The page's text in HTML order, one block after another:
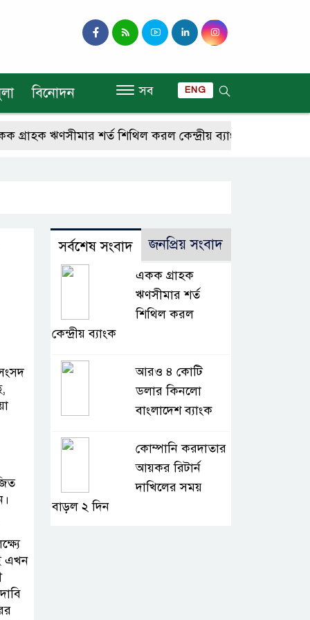
বিনোদন সব ENG
ঋণসীমার শর্ত শিথিল করল কেন্দ্রীয় ব্যাংক
এখন
সর্বশেষ সংবাদ জনপ্রিয় সংবাদ
একক গ্রাহক
ঋণসীমার শর্ত
শিথিল করল
কেন্দ্রীয় ব্যাংক
আরও ৪ কোটি
ডলার কিনলো
বাংলাদেশ ব্যাংক
কোম্পানি করদাতার
আয়কর রিটার্ন
দাখিলের সময়
বাড়ল ২ দিন